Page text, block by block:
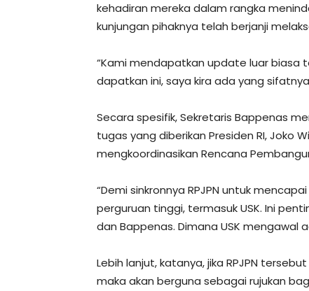
kehadiran mereka dalam rangka
kunjungan pihaknya telah berjanji
“Kami mendapatkan update luar biasa
dapatkan ini, saya kira ada yang
Secara spesifik, Sekretaris Bappenas
tugas yang diberikan Presiden RI, Joko
mengkoordinasikan Rencana
“Demi sinkronnya RPJPN untuk
perguruan tinggi, termasuk USK. Ini
dan Bappenas. Dimana USK mengawal
Lebih lanjut, katanya, jika RPJPN
maka akan berguna sebagai rujukan